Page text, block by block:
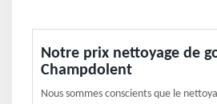
Notre prix nettoyage de
Champdolent
Nous sommes conscients que le